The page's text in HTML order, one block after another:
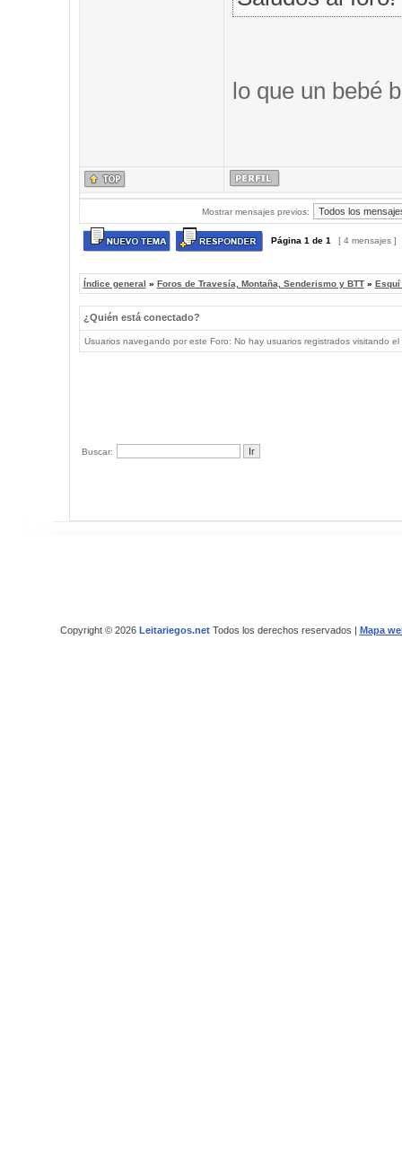
lo que un bebé
Mostrar mensajes previos:
Página 1 de 1 [ 4 mensajes ]
Índice general » Foros de Travesía, Montaña, Senderismo y BTT» Esquí
¿Quién está conectado?
Usuarios navegando por este Foro: No hay usuarios registrados visitando
Buscar:
Copyright © 2026 Leitariegos.netTodos los derechos reservados | Mapa